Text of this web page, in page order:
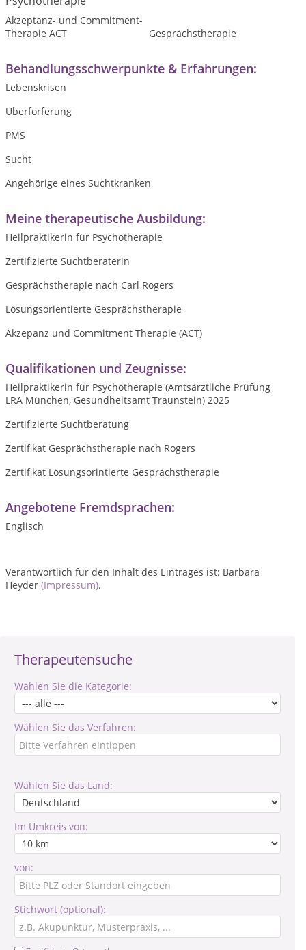
Therapeutensuche
Wählen Sie die Kategorie:
Wählen Sie das Verfahren:
Wählen Sie das Land:
Im Umkreis von:
von:
Stichwort (optional):
Akzeptanz- und Commitment-
Therapie ACT
Gesprächstherapie
Behandlungsschwerpunkte & Erfahrungen:
Lebenskrisen
Überforferung
PMS
Sucht
Angehörige eines Suchtkranken
Meine therapeutische Ausbildung:
Heilpraktikerin für Psychotherapie
Zertifizierte Suchtberaterin
Gesprächstherapie nach Carl Rogers
Lösungsorientierte Gesprächstherapie
Akzepanz und Commitment Therapie (ACT)
Qualifikationen und Zeugnisse:
Heilpraktikerin für Psychotherapie (Amtsärztliche Prüfung
LRA München, Gesundheitsamt Traunstein) 2025
Zertifizierte Suchtberatung
Zertifikat Gesprächstherapie nach Rogers
Zertifikat Lösungsorintierte Gesprächstherapie
Angebotene Fremdsprachen:
Englisch
Verantwortlich für den Inhalt des Eintrages ist: Barbara
Heyder (Impressum).